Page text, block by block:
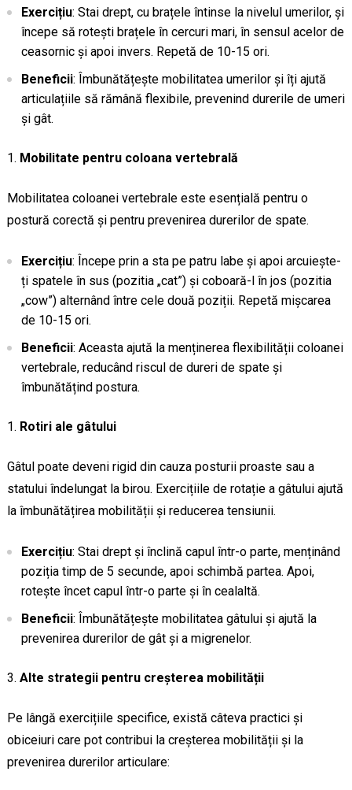
Exercițiu: Stai drept, cu brațele întinse la nivelul umerilor, și
începe să rotești brațele în cercuri mari, în sensul acelor de
ceasornic și apoi invers. Repetă de 10-15 ori.
Beneficii: Îmbunătățește mobilitatea umerilor și îți ajută
articulațiile să rămână flexibile, prevenind durerile de umeri
și gât.
Mobilitate pentru coloana vertebrală
Mobilitatea coloanei vertebrale este esențială pentru o
postură corectă și pentru prevenirea durerilor de spate.
Exercițiu: Începe prin a sta pe patru labe și apoi arcuiește-
ți spatele în sus (pozitia „cat”) și coboară-l în jos (pozitia
„cow”) alternând între cele două poziții. Repetă mișcarea
de 10-15 ori.
Beneficii: Aceasta ajută la menținerea flexibilității coloanei
vertebrale, reducând riscul de dureri de spate și
îmbunătățind postura.
Rotiri ale gâtului
Gâtul poate deveni rigid din cauza posturii proaste sau a
statului îndelungat la birou. Exercițiile de rotație a gâtului ajută
la îmbunătățirea mobilității și reducerea tensiunii.
Exercițiu: Stai drept și înclină capul într-o parte, menținând
poziția timp de 5 secunde, apoi schimbă partea. Apoi,
rotește încet capul într-o parte și în cealaltă.
Beneficii: Îmbunătățește mobilitatea gâtului și ajută la
prevenirea durerilor de gât și a migrenelor.
Alte strategii pentru creșterea mobilității
Pe lângă exercițiile specifice, există câteva practici și
obiceiuri care pot contribui la creșterea mobilității și la
prevenirea durerilor articulare: